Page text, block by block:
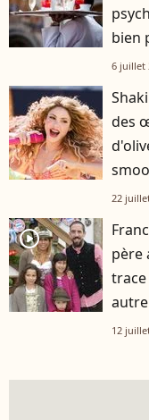
bien
6 juillet
des
22
player2
père
12